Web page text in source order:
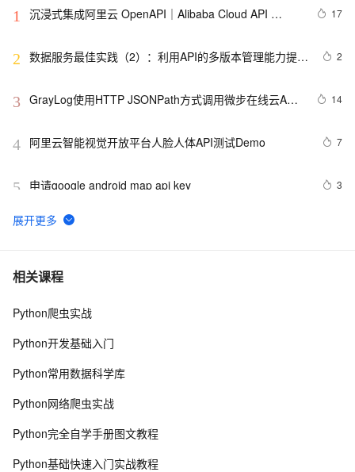
1
沉浸式集成阿里云 OpenAPI｜Alibaba Cloud API
17
2 数据服务最佳实践（2）：利用API的多版本管理能力提升
2
3 GrayLog使用HTTP JSONPath方式调用微步在线云API
14
4 阿里云智能视觉开放平台人脸人体API测试Demo 7
5 申请google android map api key 3
6 透过【百度地图API】分析双闭包问题
7 Apifox对比Apipost：2025年推荐的API协作工具
8 使用ort.js的create方法加载onnx模型报错：Fetch API
10Asp.Net Web API 2第十六课——Parameter Binding in
相关课程
Python爬虫实战
Python开发基础入门
Python常用数据科学库
Python网络爬虫实战
Python完全自学手册图文教程
Python基础快速入门实战教程